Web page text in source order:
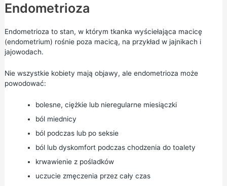
Endometrioza
Endometrioza to stan, w którym tkanka wyściełająca macicę
(endometrium) rośnie poza macicą, na przykład w jajnikach i
jajowodach.
Nie wszystkie kobiety mają objawy, ale endometrioza może
powodować:
bolesne, ciężkie lub nieregularne miesiączki
ból miednicy
ból podczas lub po seksie
ból lub dyskomfort podczas chodzenia do toalety
krwawienie z pośladków
uczucie zmęczenia przez cały czas